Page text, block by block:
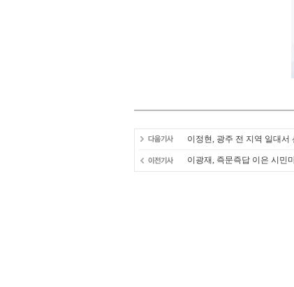
이정현, 광주 전 지역 일대서
이광재, 즉문즉답 이은 시민